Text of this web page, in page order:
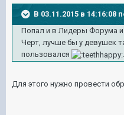
В 03.11.2015 в 14:16:08
Попал и в Лидеры Форума и
Черт, лучше бы у девушек
пользовался
.
Для этого нужно провести